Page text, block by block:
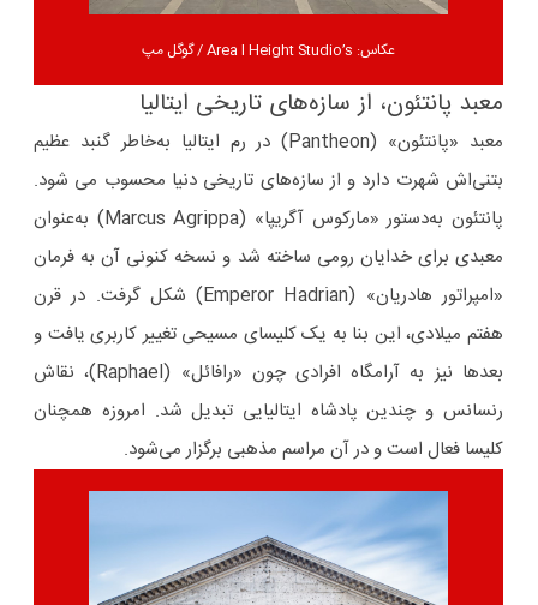
عکاس: Area I Height Studio’s / گوگل مپ
معبد پانتئون، از سازه‌های تاریخی ایتالیا
معبد «پانتئون» (Pantheon) در رم ایتالیا به‌خاطر گنبد عظیم
بتنی‌اش شهرت دارد و از سازه‌های تاریخی دنیا محسوب می شود.
پانتئون به‌دستور «مارکوس آگریپا» (Marcus Agrippa) به‌عنوان
معبدی برای خدایان رومی ساخته شد و نسخه کنونی آن به فرمان
«امپراتور هادریان» (Emperor Hadrian) شکل گرفت. در قرن
هفتم میلادی، این بنا به یک کلیسای مسیحی تغییر کاربری یافت و
بعدها نیز به آرامگاه افرادی چون «رافائل» (Raphael)، نقاش
رنسانس و چندین پادشاه ایتالیایی تبدیل شد. امروزه همچنان
کلیسا فعال است و در آن مراسم مذهبی برگزار می‌شود.